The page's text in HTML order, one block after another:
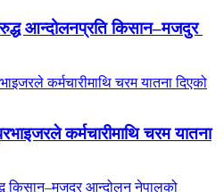
आन्दोलनप्रति किसान–मजदुर
कर्मचारीमाथि चरम यातना